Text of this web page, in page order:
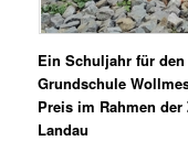
Ein Schuljahr für
Grundschule
Preis im Rahmen
Landau